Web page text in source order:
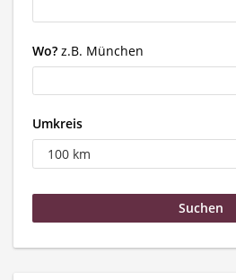
Wo? z.B. München
Umkreis